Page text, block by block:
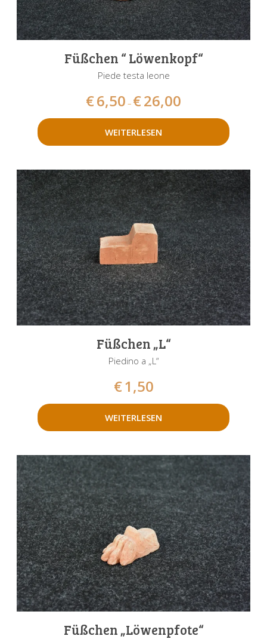
Füßchen “ Löwenkopf“
Piede testa leone
€6,50 – €26,00
WEITERLESEN
Füßchen „L“
Piedino a „L“
€1,50
WEITERLESEN
Füßchen „Löwenpfote“